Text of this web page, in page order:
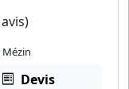
Mézin
Devis